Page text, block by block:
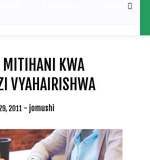
MICHEZO
MITIHANI KWA
VYAHAIRISHWA
2011 - jomushi